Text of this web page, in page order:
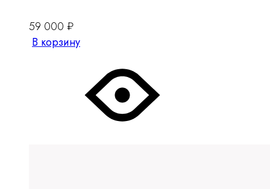
59 000 ₽
В корзину